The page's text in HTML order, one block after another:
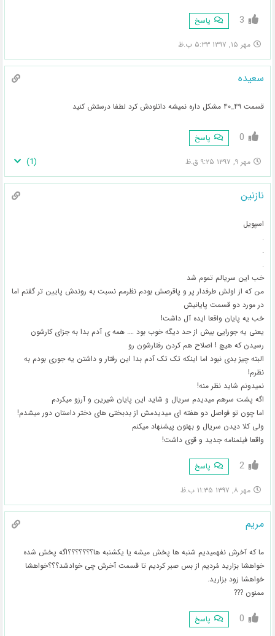
3 پاسخ
مهر ۱۵, ۱۳۹۷ ۵:۳۳ ب.ظ
سعیده
قسمت ۴۹_۴۰ مشکل داره نمیشه دانلودش کرد لطفا درستش کنید
0 پاسخ
مهر ۹, ۱۳۹۷ ۹:۲۵ ق.ظ (
1
)
نازنین
اسپویل
.
.
.
خب این سریالم تموم شد
من که از اولش طرفدار پر و پاقرصش بودم نظرمم نسبت به روندش پایین تر گفتم اما
در مورد دو قسمت پایانیش
خب یه پایان واقعا ایده آل داشت!
یعنی یه جورایی بیش از حد دیگه خوب بود …. همه ی آدم بدا به جزای کارشون
رسیدن که هیچ ! اصلاح هم کردن رفتارشون رو
البته چیز بدی نبود اما اینکه تک تک آدم بدا این رفتار و داشتن یه جوری بودم به
نظرم!
نمیدونم شاید نظر منه!
اگه پشت سرهم میدیدم سریال و شاید این پایان شیرین و آرزو میکردم
اما چون تو فواصل دو هفته ای میدیدمش از بدبختی های دختر داستان دور میشدم!
ولی کلا دیدن سریال و بهتون پیشنهاد میکنم
واقعا فیلمنامه جدید و قوی داشت!
2 پاسخ
مهر ۸, ۱۳۹۷ ۱۱:۳۵ ب.ظ
مریم
ما که آخرش نفهمیدیم شنبه ها پخش میشه یا یکشنبه ها؟؟؟؟؟؟؟اگه پخش شده
خواهشا بزارید مُردیم از بس صبر کردیم تا قسمت آخرش چی خوادشد؟؟؟خواهشا
خواهشا زود بزارید.
ممنون ???
0 پاسخ